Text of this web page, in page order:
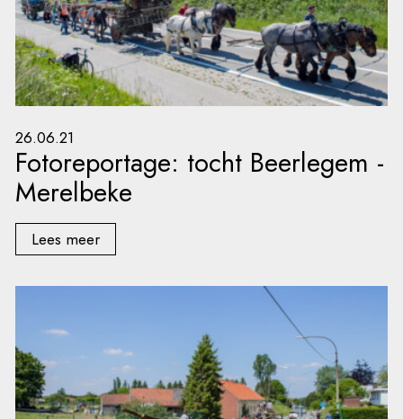
26.06.21
Fotoreportage: tocht Beerlegem -
Merelbeke
Lees meer